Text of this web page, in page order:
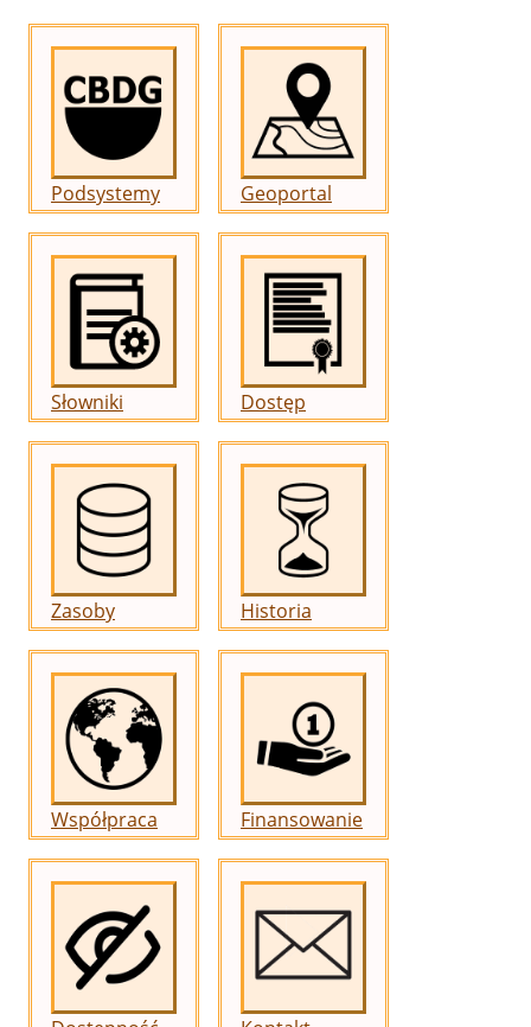
Podsystemy Geoportal
Słowniki Dostęp
Zasoby Historia
Współpraca Finansowanie